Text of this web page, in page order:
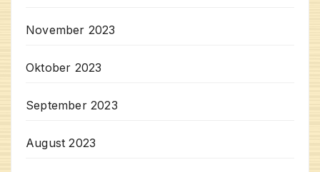
November 2023
Oktober 2023
September 2023
August 2023